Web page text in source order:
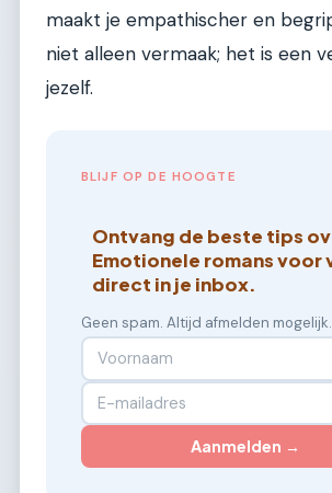
maakt je empathischer en
niet alleen vermaak; het is een
jezelf.
BLIJF OP DE HOOGTE
Ontvang de beste tips
Emotionele romans voor
direct in je inbox.
Geen spam. Altijd afmelden mogelijk.
Aanmelden →